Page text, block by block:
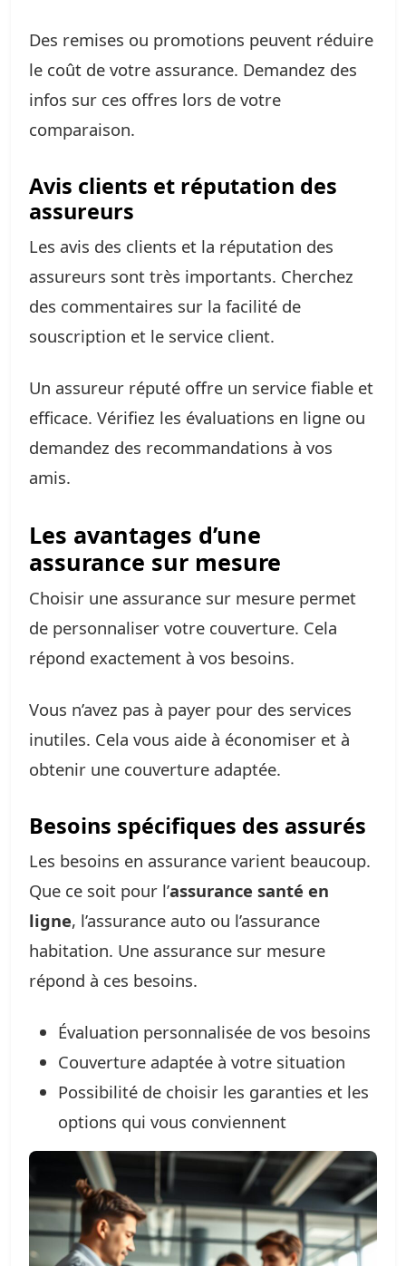
Des remises ou promotions peuvent réduire
le coût de votre assurance. Demandez des
infos sur ces offres lors de votre
comparaison.
Avis clients et réputation des
assureurs
Les avis des clients et la réputation des
assureurs sont très importants. Cherchez
des commentaires sur la facilité de
souscription et le service client.
Un assureur réputé offre un service fiable et
efficace. Vérifiez les évaluations en ligne ou
demandez des recommandations à vos
amis.
Les avantages d’une
assurance sur mesure
Choisir une assurance sur mesure permet
de personnaliser votre couverture. Cela
répond exactement à vos besoins.
Vous n’avez pas à payer pour des services
inutiles. Cela vous aide à économiser et à
obtenir une couverture adaptée.
Besoins spécifiques des assurés
Les besoins en assurance varient beaucoup.
Que ce soit pour l’assurance santé en
ligne, l’assurance auto ou l’assurance
habitation. Une assurance sur mesure
répond à ces besoins.
Évaluation personnalisée de vos besoins
Couverture adaptée à votre situation
Possibilité de choisir les garanties et les
options qui vous conviennent